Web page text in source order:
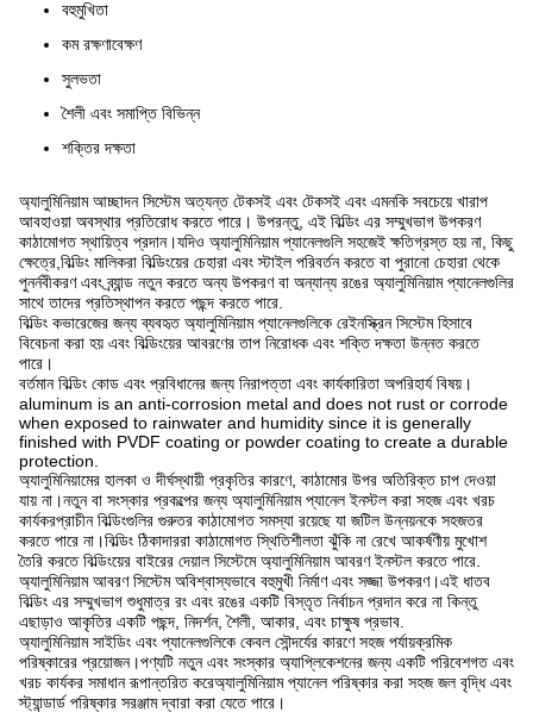
বহুমুখিতা
কম রক্ষণাবেক্ষণ
সুলভতা
শৈলী এবং সমাপ্তি বিভিন্ন
শক্তির দক্ষতা
অ্যালুমিনিয়াম আচ্ছাদন সিস্টেম অত্যন্ত টেকসই এবং টেকসই এবং এমনকি সবচেয়ে খারাপ
আবহাওয়া অবস্থার প্রতিরোধ করতে পারে। উপরন্তু, এই বিল্ডিং এর সম্মুখভাগ উপকরণ
কাঠামোগত স্থায়িত্ব প্রদান।যদিও অ্যালুমিনিয়াম প্যানেলগুলি সহজেই ক্ষতিগ্রস্ত হয় না, কিছু
ক্ষেত্রে,বিল্ডিং মালিকরা বিল্ডিংয়ের চেহারা এবং স্টাইল পরিবর্তন করতে বা পুরানো চেহারা থেকে
পুনর্নবীকরণ এবং ব্র্যান্ড নতুন করতে অন্য উপকরণ বা অন্যান্য রঙের অ্যালুমিনিয়াম প্যানেলগুলির
সাথে তাদের প্রতিস্থাপন করতে পছন্দ করতে পারে.
বিল্ডিং কভারেজের জন্য ব্যবহৃত অ্যালুমিনিয়াম প্যানেলগুলিকে রেইনস্ক্রিন সিস্টেম হিসাবে
বিবেচনা করা হয় এবং বিল্ডিংয়ের আবরণের তাপ নিরোধক এবং শক্তি দক্ষতা উন্নত করতে
পারে।
বর্তমান বিল্ডিং কোড এবং প্রবিধানের জন্য নিরাপত্তা এবং কার্যকারিতা অপরিহার্য বিষয়।
aluminum is an anti-corrosion metal and does not rust or corrode
when exposed to rainwater and humidity since it is generally
finished with PVDF coating or powder coating to create a durable
protection.
অ্যালুমিনিয়ামের হালকা ও দীর্ঘস্থায়ী প্রকৃতির কারণে, কাঠামোর উপর অতিরিক্ত চাপ দেওয়া
যায় না।নতুন বা সংস্কার প্রকল্পের জন্য অ্যালুমিনিয়াম প্যানেল ইনস্টল করা সহজ এবং খরচ
কার্যকরপ্রাচীন বিল্ডিংগুলির গুরুতর কাঠামোগত সমস্যা রয়েছে যা জটিল উন্নয়নকে সহজতর
করতে পারে না।বিল্ডিং ঠিকাদাররা কাঠামোগত স্থিতিশীলতা ঝুঁকি না রেখে আকর্ষণীয় মুখোশ
তৈরি করতে বিল্ডিংয়ের বাইরের দেয়াল সিস্টেমে অ্যালুমিনিয়াম আবরণ ইনস্টল করতে পারে.
অ্যালুমিনিয়াম আবরণ সিস্টেম অবিশ্বাস্যভাবে বহুমুখী নির্মাণ এবং সজ্জা উপকরণ।এই ধাতব
বিল্ডিং এর সম্মুখভাগ শুধুমাত্র রং এবং রঙের একটি বিস্তৃত নির্বাচন প্রদান করে না কিন্তু
এছাড়াও আকৃতির একটি পছন্দ, নিদর্শন, শৈলী, আকার, এবং চাক্ষুষ প্রভাব.
অ্যালুমিনিয়াম সাইডিং এবং প্যানেলগুলিকে কেবল সৌন্দর্যের কারণে সহজ পর্যায়ক্রমিক
পরিষ্কারের প্রয়োজন।পণ্যটি নতুন এবং সংস্কার অ্যাপ্লিকেশনের জন্য একটি পরিবেশগত এবং
খরচ কার্যকর সমাধান রূপান্তরিত করেঅ্যালুমিনিয়াম প্যানেল পরিষ্কার করা সহজ জল বৃদ্ধি এবং
স্ট্যান্ডার্ড পরিষ্কার সরঞ্জাম দ্বারা করা যেতে পারে।